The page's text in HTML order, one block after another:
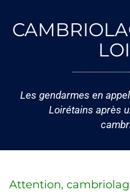
Les gendarmes en
Loirétains après
Attention,